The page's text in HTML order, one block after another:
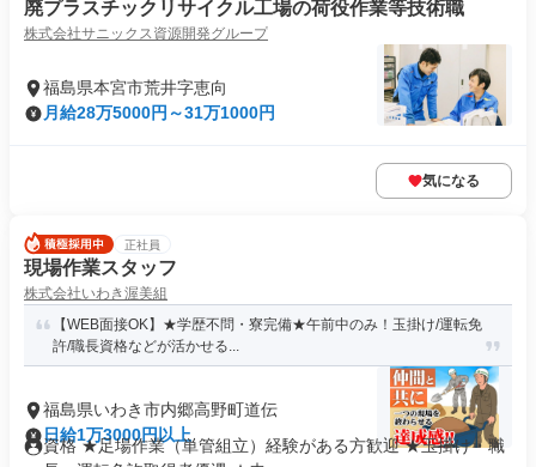
廃プラスチックリサイクル工場の荷役作業等技術職
株式会社サニックス資源開発グループ
福島県本宮市荒井字恵向
月給28万5000円～31万1000円
気になる
正社員
現場作業スタッフ
株式会社いわき渥美組
【WEB面接OK】★学歴不問・寮完備★午前中のみ！玉掛け/運転免
許/職長資格などが活かせる...
福島県いわき市内郷高野町道伝
日給1万3000円以上
資格 ★足場作業（単管組立）経験がある方歓迎 ★玉掛け・職